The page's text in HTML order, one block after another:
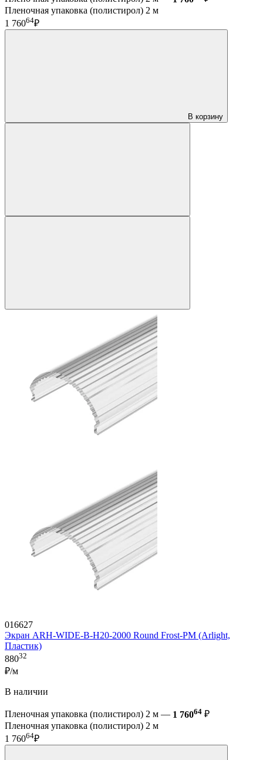
Пленочная упаковка (полистирол) 2 м
1 76064₽
В корзину
016627
Экран ARH-WIDE-B-H20-2000 Round Frost-PM (Arlight,
Пластик)
88032
₽/м
В наличии
Пленочная упаковка (полистирол) 2 м — 1 76064 ₽
Пленочная упаковка (полистирол) 2 м
1 76064₽